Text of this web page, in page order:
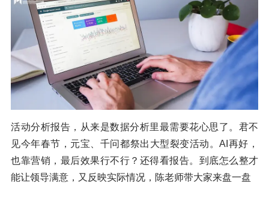
活动分析报告，从来是数据分析里最需要花心思了。君不
见今年春节，元宝、千问都祭出大型裂变活动。AI再好，
也靠营销，最后效果行不行？还得看报告。到底怎么整才
能让领导满意，又反映实际情况，陈老师带大家来盘一盘